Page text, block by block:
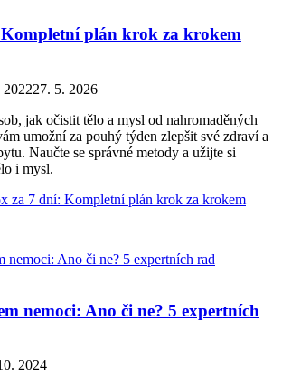
plán krok za krokem
202227. 5. 2026
jak očistit tělo a mysl od nahromaděných
umožní za pouhý týden zlepšit své zdraví a
Naučte se správné metody a užijte si
i mysl.
za 7 dní: Kompletní plán krok za krokem
nemoci: Ano či ne? 5 expertních
2024